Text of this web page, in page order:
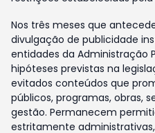
Nos três meses que
divulgação de publicidade
entidades da Administração
hipóteses previstas na
evitados conteúdos que
públicos, programas, obras,
gestão. Permanecem
estritamente